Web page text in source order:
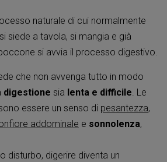
naturale di cui normalmente
siede a tavola, si mangia e già
si avvia il processo digestivo.
che non avvenga tutto in modo
digestione sia lenta e difficile. Le
essere un senso di pesantezza,
addominale e sonnolenza,
disturbo, digerire diventa un